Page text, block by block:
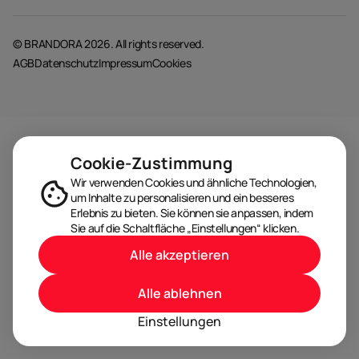
© BRANDORA 2026. All rights reserved.
AGBDatenschutzImpressumCookies
Cookie-Zustimmung
Wir verwenden Cookies und ähnliche Technologien,
um Inhalte zu personalisieren und ein besseres
Erlebnis zu bieten. Sie können sie anpassen, indem
Sie auf die Schaltfläche „Einstellungen“ klicken.
Einstellungen
Alle ablehnen
Alle akzeptieren